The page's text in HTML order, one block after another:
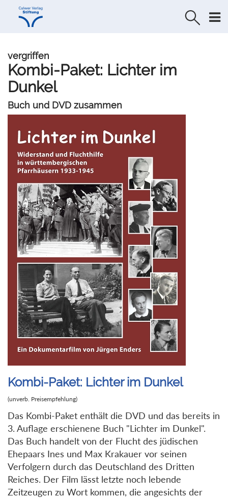
Direkt
Direkt
vergriffen
Kombi-Paket: Lichter im
Dunkel
Buch und DVD zusammen
Kombi-Paket: Lichter im Dunkel
(unverb. Preisempfehlung)
Das Kombi-Paket enthält die DVD und das bereits in
3. Auflage erschienene Buch "Lichter im Dunkel".
Das Buch handelt von der Flucht des jüdischen
Ehepaars Ines und Max Krakauer vor seinen
Verfolgern durch das Deutschland des Dritten
Reiches. Der Film lässt letzte noch lebende
Zeitzeugen zu Wort kommen, die angesichts der